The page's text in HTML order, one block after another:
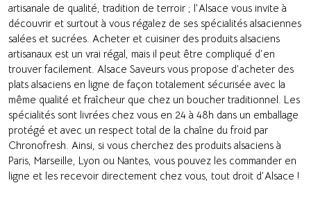
artisanale de qualité, tradition de terroir ; l’Alsace vous invite à
découvrir et surtout à vous régalez de ses spécialités alsaciennes
salées et sucrées. Acheter et cuisiner des produits alsaciens
artisanaux est un vrai régal, mais il peut être compliqué d’en
trouver facilement. Alsace Saveurs vous propose d’acheter des
plats alsaciens en ligne de façon totalement sécurisée avec la
même qualité et fraîcheur que chez un boucher traditionnel. Les
spécialités sont livrées chez vous en 24 à 48h dans un emballage
protégé et avec un respect total de la chaîne du froid par
Chronofresh. Ainsi, si vous cherchez des produits alsaciens à
Paris, Marseille, Lyon ou Nantes, vous pouvez les commander en
ligne et les recevoir directement chez vous, tout droit d’Alsace !